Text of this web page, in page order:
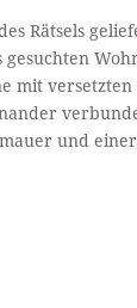
Rätsels
mit
und